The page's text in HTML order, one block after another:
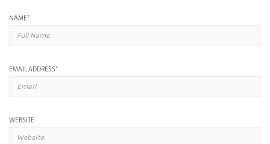
NAME*
EMAIL ADDRESS*
WEBSITE